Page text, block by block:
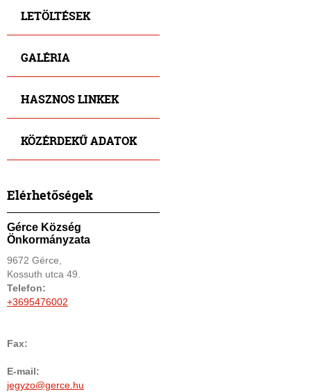
LETÖLTÉSEK
GALÉRIA
HASZNOS LINKEK
KÖZÉRDEKŰ ADATOK
Elérhetőségek
Gérce Község
Önkormányzata
9672 Gérce,
Kossuth utca 49.
Telefon:
+3695476002
Fax:
E-mail:
jegyzo@gerce.hu